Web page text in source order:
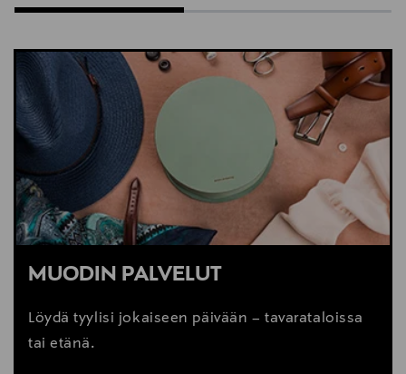
MUODIN PALVELUT
Löydä tyylisi jokaiseen päivään – tavarataloissa
tai etänä.